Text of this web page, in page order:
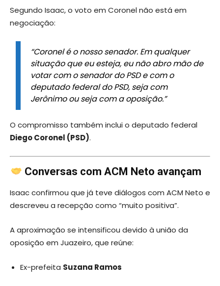
Segundo Isaac, o voto em Coronel não está em
negociação:
“Coronel é o nosso senador. Em qualquer
situação que eu esteja, eu não abro mão de
votar com o senador do PSD e com o
deputado federal do PSD, seja com
Jerônimo ou seja com a oposição.”
O compromisso também inclui o deputado federal
Diego Coronel (PSD).
Conversas com ACM Neto avançam
Isaac confirmou que já teve diálogos com ACM Neto e
descreveu a recepção como “muito positiva”.
A aproximação se intensificou devido à união da
oposição em Juazeiro, que reúne:
Ex-prefeita Suzana Ramos